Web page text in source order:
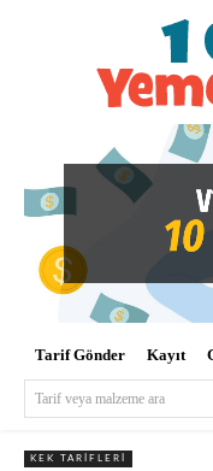
Tarif Gönder Kayıt
Tarif veya malzeme ara
KEK TARIFLERI